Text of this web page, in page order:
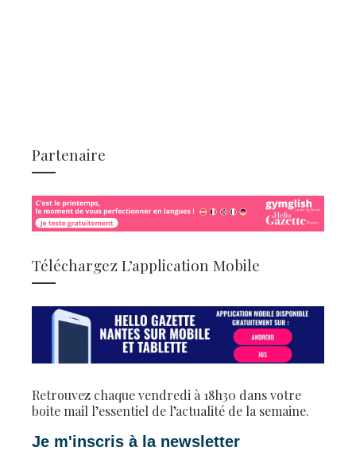
Partenaire
Téléchargez L’application Mobile
Retrouvez chaque vendredi à 18h30 dans votre
boite mail l’essentiel de l’actualité de la semaine.
Je m'inscris à la newsletter